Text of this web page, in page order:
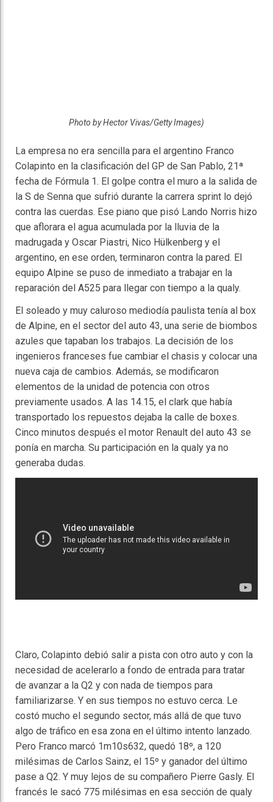
Photo by Hector Vivas/Getty Images)
La empresa no era sencilla para el argentino Franco
Colapinto en la clasificación del GP de San Pablo, 21ª
fecha de Fórmula 1. El golpe contra el muro a la salida de
la S de Senna que sufrió durante la carrera sprint lo dejó
contra las cuerdas. Ese piano que pisó Lando Norris hizo
que aflorara el agua acumulada por la lluvia de la
madrugada y Oscar Piastri, Nico Hülkenberg y el
argentino, en ese orden, terminaron contra la pared. El
equipo Alpine se puso de inmediato a trabajar en la
reparación del A525 para llegar con tiempo a la qualy.
El soleado y muy caluroso mediodía paulista tenía al box
de Alpine, en el sector del auto 43, una serie de biombos
azules que tapaban los trabajos. La decisión de los
ingenieros franceses fue cambiar el chasis y colocar una
nueva caja de cambios. Además, se modificaron
elementos de la unidad de potencia con otros
previamente usados. A las 14.15, el clark que había
transportado los repuestos dejaba la calle de boxes.
Cinco minutos después el motor Renault del auto 43 se
ponía en marcha. Su participación en la qualy ya no
generaba dudas.
Claro, Colapinto debió salir a pista con otro auto y con la
necesidad de acelerarlo a fondo de entrada para tratar
de avanzar a la Q2 y con nada de tiempos para
familiarizarse. Y en sus tiempos no estuvo cerca. Le
costó mucho el segundo sector, más allá de que tuvo
algo de tráfico en esa zona en el último intento lanzado.
Pero Franco marcó 1m10s632, quedó 18º, a 120
milésimas de Carlos Sainz, el 15º y ganador del último
pase a Q2. Y muy lejos de su compañero Pierre Gasly. El
francés le sacó 775 milésimas en esa sección de qualy